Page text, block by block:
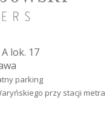
lok. 17
parking
przy stacji metra